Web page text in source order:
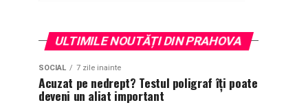
ULTIMILE NOUTĂȚI DIN PRAHOVA
SOCIAL 7 zile inainte
Acuzat pe nedrept? Testul poligraf îţi poate
deveni un aliat important